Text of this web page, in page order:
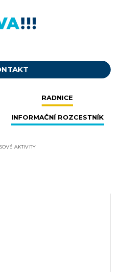
RADNICE
INFORMAČNÍ ROZCESTNÍK
AKTIVITY